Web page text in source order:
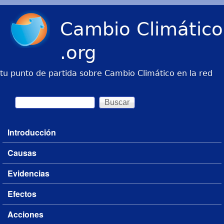
Cambio Climático
.org
tu punto de partida sobre Cambio Climático en la red
Formulario de búsqueda
Buscar
Menú principal
Introducción
Causas
Evidencias
Efectos
Acciones